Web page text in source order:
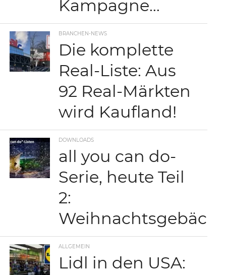
Kampagne…
BRANCHEN-NEWS
Die komplette
Real-Liste: Aus
92 Real-Märkten
wird Kaufland!
DOWNLOADS
all you can do-
Serie, heute Teil
2:
Weihnachtsgebäck
ALLGEMEIN
Lidl in den USA: